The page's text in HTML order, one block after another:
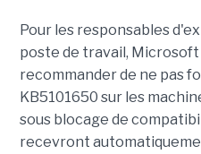
Pour les responsables
poste de travail,
recommander de ne pas
KB5101650 sur les
sous blocage de
recevront